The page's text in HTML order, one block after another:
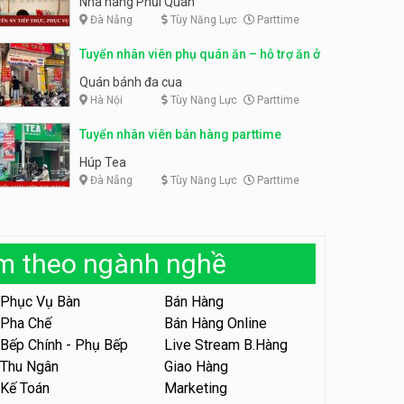
phục vụ bàn parttime
Cafe Vợt
Tuyển nhân viên phục vụ ca
Quán kem dừa
Tuyển nhân viên phụ bếp –
Tiên
Bún Đậu Mắm Tôm - Bếp Tiên
Tuyển nhân viên phụ quán ăn
Tuyển nhân viên sale,
marketing
Công ty
Tuyển nhân viên bán hàng
parttime
GÀ GÔ FASTFOOD
Đà Nẵng Tùy Năng Lực Parttime
Tuyển nhân viên phụ quán ăn – hỗ trợ ăn ở
Quán bánh đa cua
Hà Nội Tùy Năng Lực Parttime
Tuyển nhân viên bán hàng parttime
Húp Tea
Đà Nẵng Tùy Năng Lực Parttime
theo ngành nghề
Phục Vụ Bàn
Bán Hàng
Pha Chế
Bán Hàng Online
Bếp Chính - Phụ Bếp
Live Stream B.Hàng
Thu Ngân
Giao Hàng
Kế Toán
Marketing